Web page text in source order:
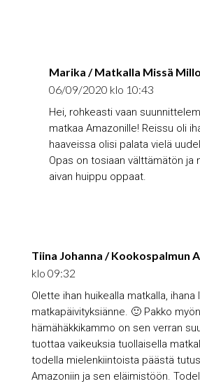
Marika / Matkalla Missä
06/09/2020 klo 10:43
Hei, rohkeasti vaan
matkaa Amazonille! Reissu oli
haaveissa olisi palata vielä
Opas on tosiaan välttämätön ja
aivan huippu oppaat.
Tiina Johanna / Kookospalmun
klo 09:32
Olette ihan huikealla matkalla, ihana
matkapäivityksiänne. 🙂 Pakko
hämähäkkikammo on sen verran
tuottaa vaikeuksia tuollaisella
todella mielenkiintoista päästä
Amazoniin ja sen eläimistöön.